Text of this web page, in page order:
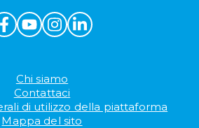
Chi siamo
Contattaci
di utilizzo della piattaforma
Mappa del sito